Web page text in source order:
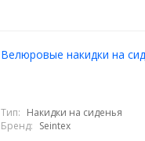
Велюровые накидки на
Тип: Накидки на сиденья
Бренд: Seintex